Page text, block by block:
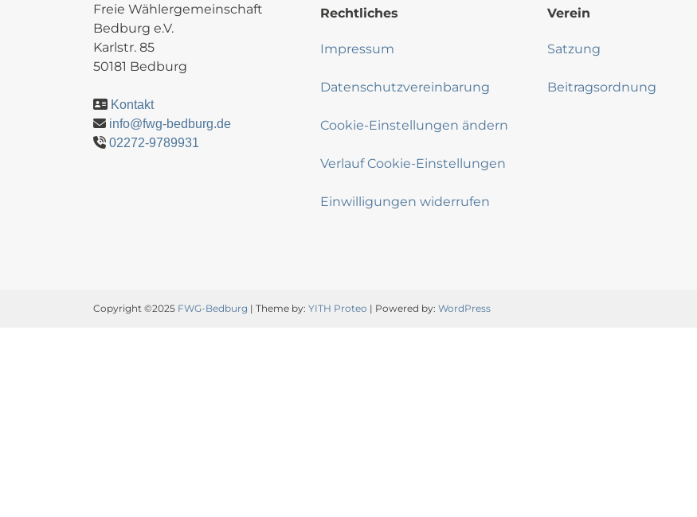
Freie Wählergemeinschaft
Bedburg e.V.
Karlstr. 85
50181 Bedburg
Kontakt
info@fwg-bedburg.de
02272-9789931
Rechtliches
Impressum
Datenschutzvereinbarung
Cookie-Einstellungen ändern
Verlauf Cookie-Einstellungen
Einwilligungen widerrufen
Verein
Satzung
Beitragsordnung
Copyright ©2025 FWG-Bedburg | Theme by: YITH Proteo | Powered by: WordPress